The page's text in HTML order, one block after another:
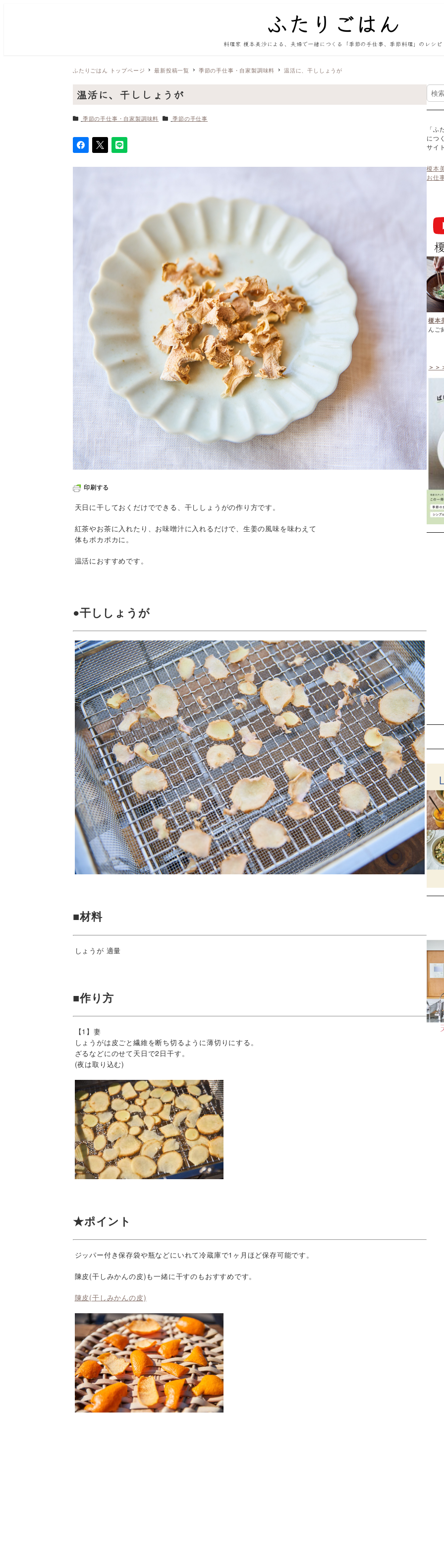
料理家 榎本美沙による、夫婦で一緒につくる「季節の手仕事、季節料理」のレシピ
ふたりごはん トップページ 最新投稿一覧 季節の手仕事・自家製調味料 温活に、干ししょうが
温活に、干ししょうが
カテゴリー
季節の手仕事・自家製調味料 カテゴリー
季節の手仕事
印刷する
天日に干しておくだけでできる、干ししょうがの作り方です。
紅茶やお茶に入れたり、お味噌汁に入れるだけで、生姜の風味を味わえて
体もポカポカに。
温活におすすめです。
●干ししょうが
■材料
しょうが 適量
■作り方
【1】妻
しょうがは皮ごと繊維を断ち切るように薄切りにする。
ざるなどにのせて天日で2日干す。
(夜は取り込む)
★ポイント
ジッパー付き保存袋や瓶などにいれて冷蔵庫で1ヶ月ほど保存可能です。
陳皮(干しみかんの皮)も一緒に干すのもおすすめです。
陳皮(干しみかんの皮)
検
索
「
につ
サイ
榎本
お仕
榎本
んご
＞＞